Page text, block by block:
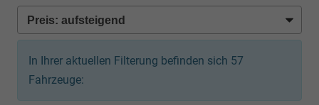
In Ihrer aktuellen Filterung befinden sich 57
Fahrzeuge: